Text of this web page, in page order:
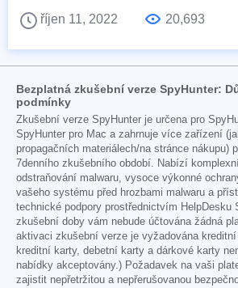
říjen 11, 2022
20,693
Bezplatná zkušební verze SpyHunter:
podmínky
Zkušební verze SpyHunter je určena pro
SpyHunter pro Mac a zahrnuje více zařízení
propagačních materiálech/na stránce nákupu)
7denního zkušebního období. Nabízí
odstraňování malwaru, vysoce výkonné
vašeho systému před hrozbami malwaru a
technické podpory prostřednictvím HelpDesku
zkušební doby vám nebude účtována žádná
aktivaci zkušební verze je vyžadována
kreditní karty, debetní karty a dárkové karty
nabídky akceptovány.) Požadavek na vaši
zajistit nepřetržitou a nepřerušovanou